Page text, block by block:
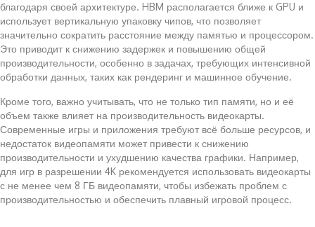
благодаря своей архитектуре. HBM располагается ближе к GPU и
использует вертикальную упаковку чипов, что позволяет
значительно сократить расстояние между памятью и процессором.
Это приводит к снижению задержек и повышению общей
производительности, особенно в задачах, требующих интенсивной
обработки данных, таких как рендеринг и машинное обучение.
Кроме того, важно учитывать, что не только тип памяти, но и её
объем также влияет на производительность видеокарты.
Современные игры и приложения требуют всё больше ресурсов, и
недостаток видеопамяти может привести к снижению
производительности и ухудшению качества графики. Например,
для игр в разрешении 4K рекомендуется использовать видеокарты
с не менее чем 8 ГБ видеопамяти, чтобы избежать проблем с
производительностью и обеспечить плавный игровой процесс.